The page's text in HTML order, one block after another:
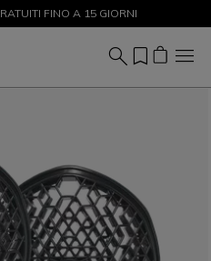
- ACQUISTA ORA
FINO A 15 GIORNI